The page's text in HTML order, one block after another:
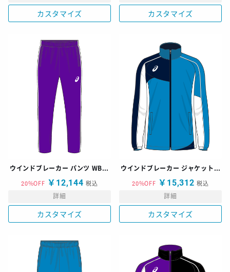
カスタマイズ カスタマイズ
ウインドブレーカー パンツ WBB-B
20%OFF ￥12,144 税込
詳細
カスタマイズ
ウインドブレーカー ジャケット WB-N
20%OFF ￥15,312 税込
詳細
カスタマイズ